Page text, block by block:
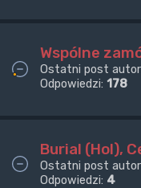
Wspólne
Ostatni post
Odpowiedzi: 178
Burial (Hol),
Ostatni post
Odpowiedzi: 4